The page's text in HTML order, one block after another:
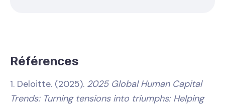
Références
1. Deloitte. (2025). 2025 Global Human Capital
Trends: Turning tensions into triumphs: Helping